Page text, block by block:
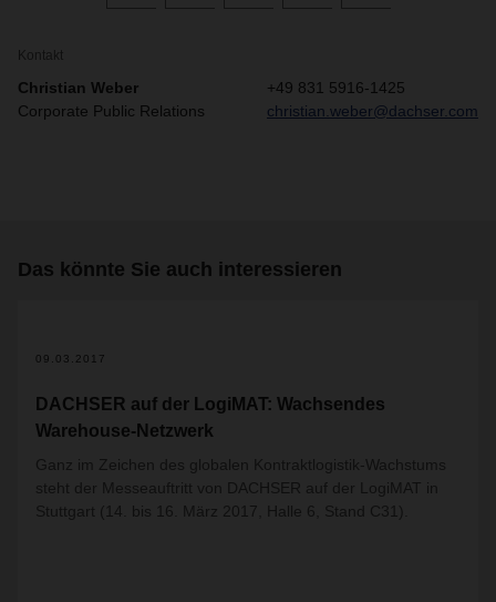
Kontakt
Christian Weber
Corporate Public Relations
+49 831 5916-1425
christian.weber@dachser.com
Das könnte Sie auch interessieren
09.03.2017
DACHSER auf der LogiMAT: Wachsendes
Warehouse-Netzwerk
Ganz im Zeichen des globalen Kontraktlogistik-Wachstums
steht der Messeauftritt von DACHSER auf der LogiMAT in
Stuttgart (14. bis 16. März 2017, Halle 6, Stand C31).